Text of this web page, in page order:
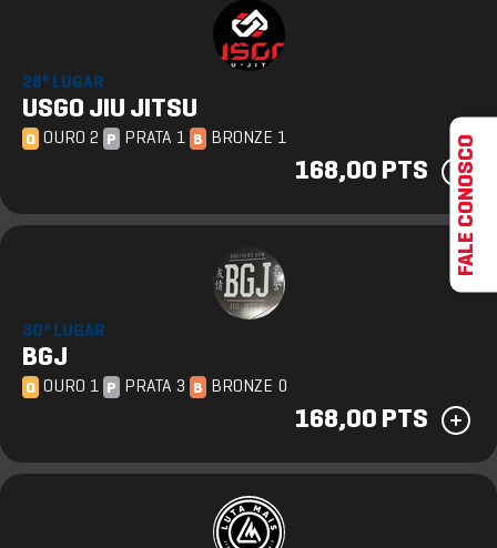
28º LUGAR
USGO JIU JITSU
O OURO 2 P PRATA 1 B BRONZE 1
168,00 PTS
30º LUGAR
BGJ
O OURO 1 P PRATA 3 B BRONZE 0
168,00 PTS
FALE CONOSCO